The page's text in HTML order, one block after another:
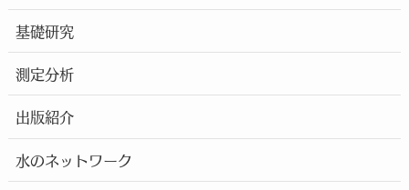
基礎研究
測定分析
出版紹介
水のネットワーク